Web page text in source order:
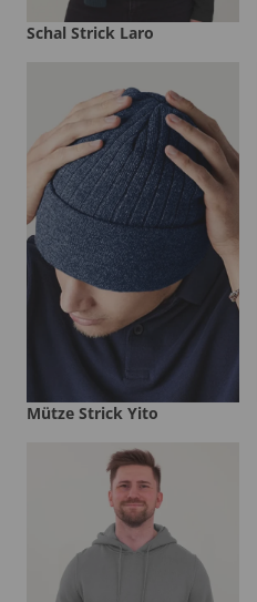
Schal Strick Laro
Mütze Strick Yito